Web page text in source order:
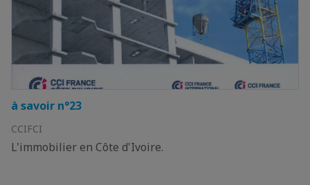
à savoir n°23
CCIFCI
L'immobilier en Côte d'Ivoire.